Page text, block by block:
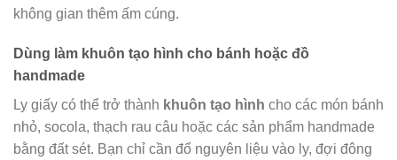
không gian thêm ấm cúng.
Dùng làm khuôn tạo hình cho bánh hoặc đồ
handmade
Ly giấy có thể trở thành khuôn tạo hình cho các món bánh
nhỏ, socola, thạch rau câu hoặc các sản phẩm handmade
bằng đất sét. Bạn chỉ cần đổ nguyên liệu vào ly, đợi đông